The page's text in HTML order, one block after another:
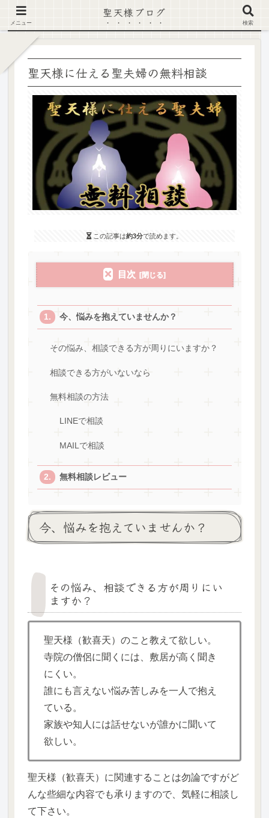
【注意喚起】偽サイト及び偽情報に注意 ▶確認する◀
聖天様に仕える聖夫婦の無料相談
この記事は約3分で読めます。
目次
今、悩みを抱えていませんか？
その悩み、相談できる方が周りにいますか？
相談できる方がいないなら
無料相談の方法
LINEで相談
MAILで相談
無料相談レビュー
今、悩みを抱えていませんか？
その悩み、相談できる方が周りにい
ますか？
聖天様（歓喜天）のこと教えて欲しい。
寺院の僧侶に聞くには、敷居が高く聞き
にくい。
誰にも言えない悩み苦しみを一人で抱え
ている。
家族や知人には話せないが誰かに聞いて
欲しい。
聖天様（歓喜天）に関連することは勿論ですがど
んな些細な内容でも承りますので、気軽に相談し
て下さい。
メニュー
聖天様ブログ
検索